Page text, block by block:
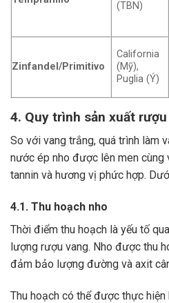
(TBN)
Zinfandel/Primitivo
California
(Mỹ),
Puglia (Ý)
4. Quy trình sản xuất
So với vang trắng, quá trình làm
nước ép nho được lên men cùng
tannin và hương vị phức hợp.
4.1. Thu hoạch nho
Thời điểm thu hoạch là yếu tố
lượng rượu vang. Nho được thu
đảm bảo lượng đường và axit
Thu hoạch có thể được thực